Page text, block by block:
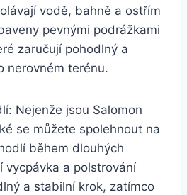
‌vodě, bahně a ostřím
pevnými podrážkami
zaručují pohodlný a
nerovném terénu.
Nejenže‍ jsou ⁤Salomon
se můžete⁤ spolehnout na
během ⁤dlouhých
vycpávka‍ a polstrování
​a stabilní krok, zatímco